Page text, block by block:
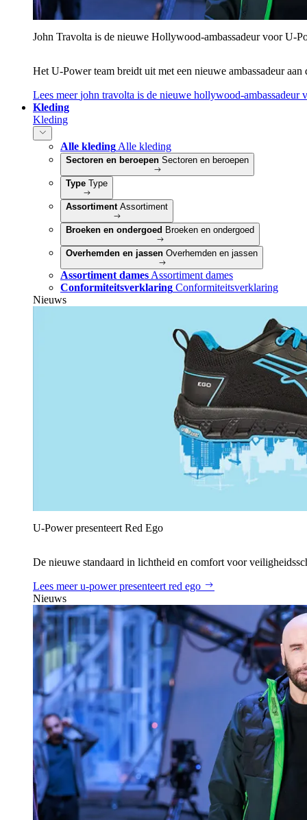
John Travolta is de nieuwe Hollywood-ambassadeur voor
Het U‑Power team breidt uit met een nieuwe ambassadeur
Lees meerjohn travolta is de nieuwe hollywood-ambassadeur
Kleding
Kleding
Alle kleding Alle kleding
Sectoren en beroepen Sectoren en beroepen
Type Type
Assortiment Assortiment
Broeken en ondergoed Broeken en ondergoed
Overhemden en jassen Overhemden en jassen
Assortiment dames Assortiment dames
Conformiteitsverklaring Conformiteitsverklaring
Nieuws
U‑Power presenteert Red Ego
De nieuwe standaard in lichtheid en comfort voor
Lees meeru‑power presenteert red ego
Nieuws